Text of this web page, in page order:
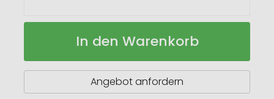
Baruntse
Auf
In den Warenkorb
Angebot anfordern